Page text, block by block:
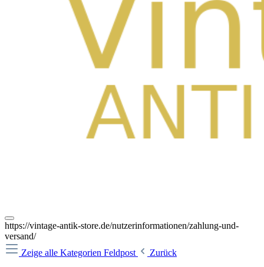
https://vintage-antik-store.de/nutzerinformationen/zahlung-und-
versand/
Zeige alle Kategorien Feldpost
Zurück